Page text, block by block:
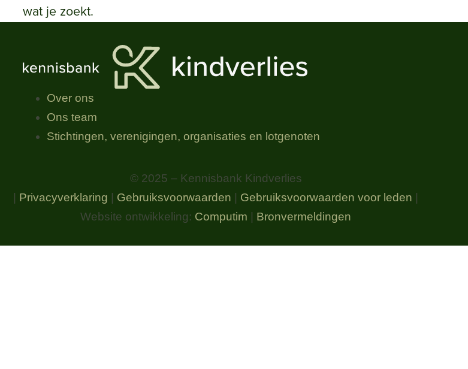
wat je zoekt.
Over ons
Ons team
Stichtingen, verenigingen, organisaties​ en lotgenoten
© 2025 – Kennisbank Kindverlies
| Privacyverklaring | Gebruiksvoorwaarden | Gebruiksvoorwaarden voor leden |
Website ontwikkeling: Computim | Bronvermeldingen